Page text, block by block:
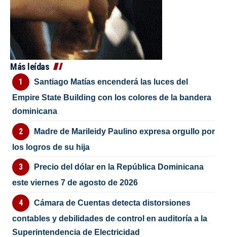
Más leídas
Santiago Matías encenderá las luces del
Empire State Building con los colores de la bandera
dominicana
Madre de Marileidy Paulino expresa orgullo por
los logros de su hija
Precio del dólar en la República Dominicana
este viernes 7 de agosto de 2026
Cámara de Cuentas detecta distorsiones
contables y debilidades de control en auditoría a la
Superintendencia de Electricidad